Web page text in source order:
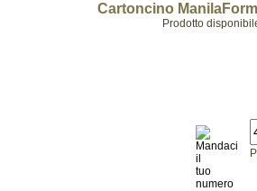
Cartoncino
Prodotto